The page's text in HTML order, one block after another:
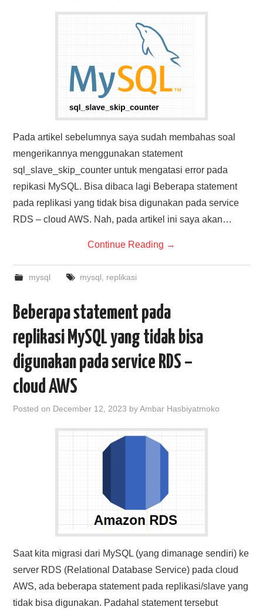
Pada artikel sebelumnya saya sudah membahas soal
mengerikannya menggunakan statement
sql_slave_skip_counter untuk mengatasi error pada
repikasi MySQL. Bisa dibaca lagi Beberapa statement
pada replikasi yang tidak bisa digunakan pada service
RDS – cloud AWS. Nah, pada artikel ini saya akan…
Continue Reading →
mysql mysql replikasi
Beberapa statement pada
replikasi MySQL yang tidak bisa
digunakan pada service RDS –
cloud AWS
Posted on December 12, 2023 byAmbar Hasbiyatmoko
Saat kita migrasi dari MySQL (yang dimanage sendiri) ke
server RDS (Relational Database Service) pada cloud
AWS, ada beberapa statement pada replikasi/slave yang
tidak bisa digunakan. Padahal statement tersebut